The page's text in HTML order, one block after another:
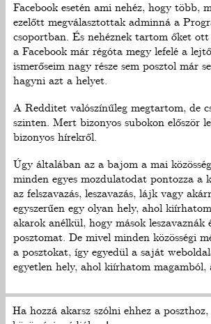
Facebook esetén ami nehéz, hogy több,
ezelőtt megválasztottak adminná a
csoportban. És nehéznek tartom őket
a Facebook már régóta megy lefelé a
ismerőseim nagy része sem posztol már
hagyni azt a helyet.
A Redditet valószínűleg megtartom, de
szinten. Mert bizonyos subokon először
bizonyos hírekről.
Úgy általában az a bajom a mai
minden egyes mozdulatodat pontozza a
az felszavazás, leszavazás, lájk vagy
egyszerűen egy olyan hely, ahol
akarok anélkül, hogy mások leszavaznák
posztomat. De mivel minden közösségi
a posztokat, így egyedül a saját
egyetlen hely, ahol kiírhatom magamból,
Ha hozzá akarsz szólni ehhez a